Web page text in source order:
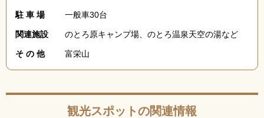
駐 車 場 一般車30台
関連施設 のとろ原キャンプ場、のとろ温泉天空の湯など
そ の 他 富栄山
観光スポットの関連情報